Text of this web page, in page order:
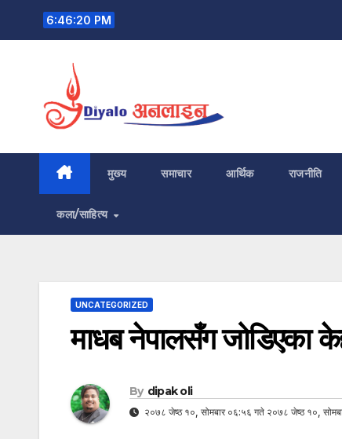
6:46:21 PM
मुख्य समाचार आर्थिक राजनीति
कला/साहित्य
UNCATEGORIZED
माधब नेपालसँग जोडिएका
By dipak oli
२०७८ जेष्ठ १०, सोमबार ०६:५६ गते २०७८ जेष्ठ १०,